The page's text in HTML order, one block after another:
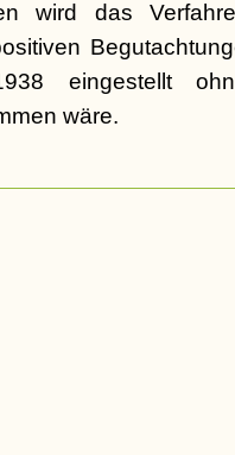
wird das
eingestellt
wäre.